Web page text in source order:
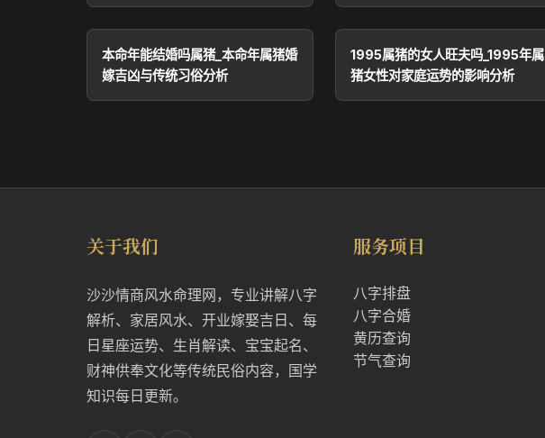
本命年能结婚吗属猪_本命年属猪婚
嫁吉凶与传统习俗分析
1995属猪的女人旺夫吗_1995年属
猪女性对家庭运势的影响分析
关于我们
沙沙情商风水命理网，专业讲解八字
解析、家居风水、开业嫁娶吉日、每
日星座运势、生肖解读、宝宝起名、
财神供奉文化等传统民俗内容，国学
知识每日更新。
服务项目
八字排盘
八字合婚
黄历查询
节气查询